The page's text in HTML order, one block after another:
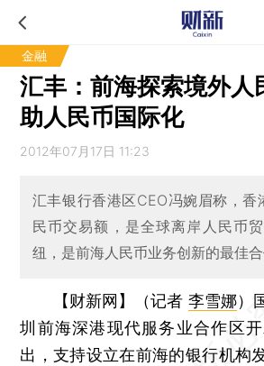
金融
汇丰：前海探索境外人
助人民币国际化
2012年07月17日 11:23
汇丰银行香港区CEO冯婉眉称，香
民币交易额，是全球离岸人民币
纽，是前海人民币业务创新的最佳
【财新网】（记者 李雪娜）
圳前海深港现代服务业合作区
出，支持设立在前海的银行机构